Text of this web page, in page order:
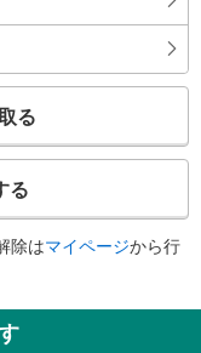
る
る
除はマイページから行